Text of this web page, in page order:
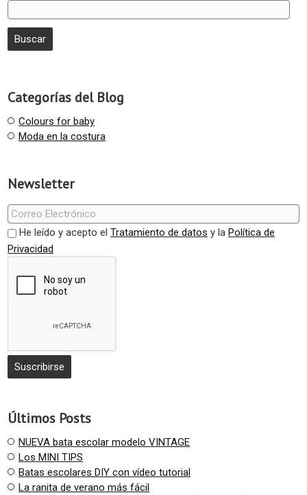
Categorías del Blog
Colours for baby
Moda en la costura
Newsletter
He leído y acepto el Tratamiento de datos y la Política de
Privacidad
Últimos Posts
NUEVA bata escolar modelo VINTAGE
Los MINI TIPS
Batas escolares DIY con vídeo tutorial
La ranita de verano más fácil